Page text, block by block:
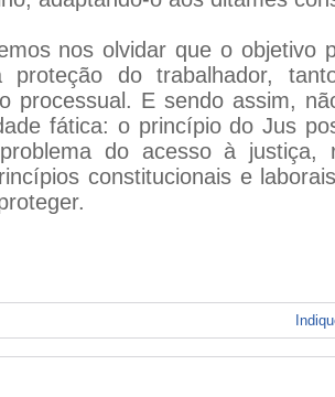
nos olvidar que o objetivo
proteção do trabalhador,
processual. E sendo assim,
fática: o princípio do Jus
do acesso à justiça,
constitucionais e